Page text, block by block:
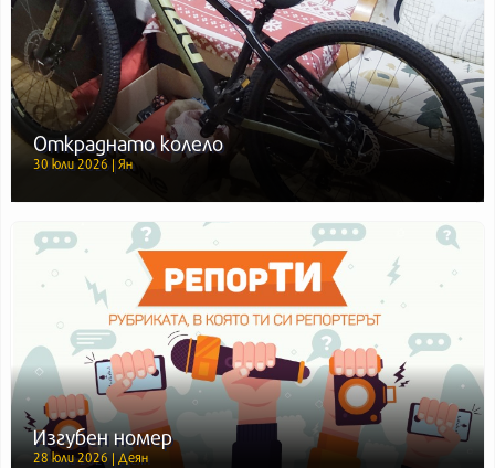
Откраднато колело
30 юли 2026 | Ян
Изгубен номер
28 юли 2026 | Деян